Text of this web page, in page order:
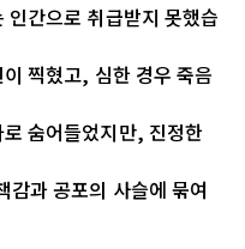
간으로 취급받지 못했습
찍혔고, 심한 경우 죽음
숨어들었지만, 진정한
과 공포의 사슬에 묶여